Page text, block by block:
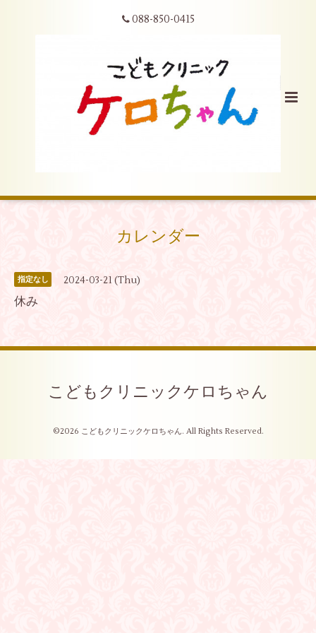
088-850-0415
カレンダー
指定なし 2024-03-21 (Thu)
休み
こどもクリニックケロちゃん
©2026 こどもクリニックケロちゃん. All Rights Reserved.